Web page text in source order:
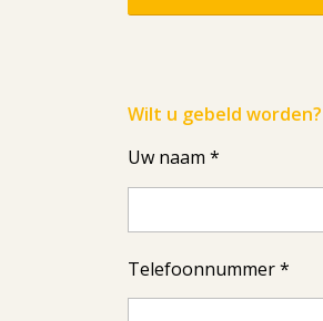
Wilt u gebeld worden?
Uw naam *
Telefoonnummer *